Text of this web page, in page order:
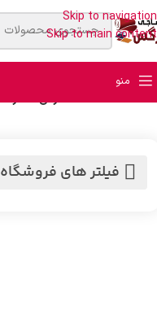
Skip to navigation
Skip to main content
منو
خانه/ملحفه/ملحفه عرض 2 متر
فیلتر های فروشگاه